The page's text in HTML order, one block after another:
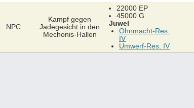
NPC
Kampf gegen
Jadegesicht in den
Mechonis-Hallen
22000 EP
45000 G
Juwel
Ohnmacht-Res.
IV
Umwerf-Res. IV